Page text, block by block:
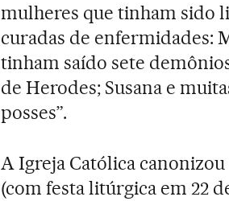
mulheres que tinham sido
curadas de enfermidades:
tinham saído sete
de Herodes; Susana e
posses”.
A Igreja Católica canonizou
(com festa litúrgica em 22